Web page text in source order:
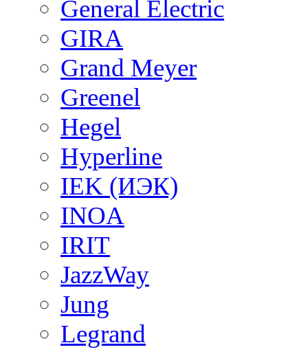
General Electric
GIRA
Grand Meyer
Greenel
Hegel
Hyperline
IEK (ИЭК)
INOA
IRIT
JazzWay
Jung
Legrand